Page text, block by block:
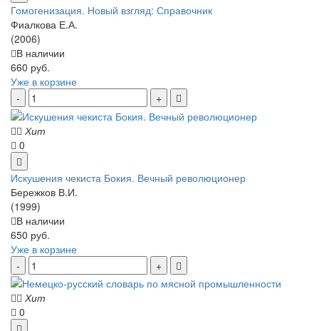
Гомогенизация. Новый взгляд: Справочник
Фиалкова Е.А.
(2006)
В наличии
660 руб.
Уже в корзине
Хит
0
Искушения чекиста Бокия. Вечный революционер
Бережков В.И.
(1999)
В наличии
650 руб.
Уже в корзине
Хит
0